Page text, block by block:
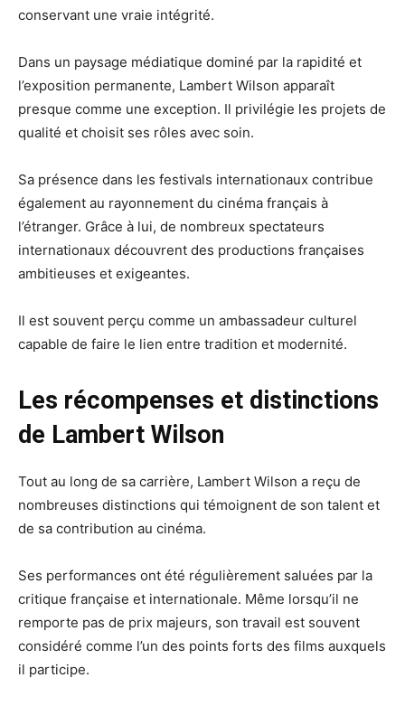
conservant une vraie intégrité.
Dans un paysage médiatique dominé par la rapidité et
l’exposition permanente, Lambert Wilson apparaît
presque comme une exception. Il privilégie les projets de
qualité et choisit ses rôles avec soin.
Sa présence dans les festivals internationaux contribue
également au rayonnement du cinéma français à
l’étranger. Grâce à lui, de nombreux spectateurs
internationaux découvrent des productions françaises
ambitieuses et exigeantes.
Il est souvent perçu comme un ambassadeur culturel
capable de faire le lien entre tradition et modernité.
Les récompenses et distinctions
de Lambert Wilson
Tout au long de sa carrière, Lambert Wilson a reçu de
nombreuses distinctions qui témoignent de son talent et
de sa contribution au cinéma.
Ses performances ont été régulièrement saluées par la
critique française et internationale. Même lorsqu’il ne
remporte pas de prix majeurs, son travail est souvent
considéré comme l’un des points forts des films auxquels
il participe.